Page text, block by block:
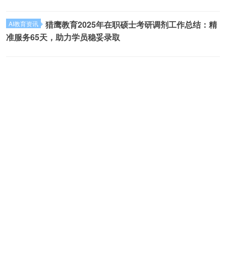
AI教育资讯
猎鹰教育2025年在职硕士考研调剂工作总结：精
准服务65天，助力学员稳妥录取